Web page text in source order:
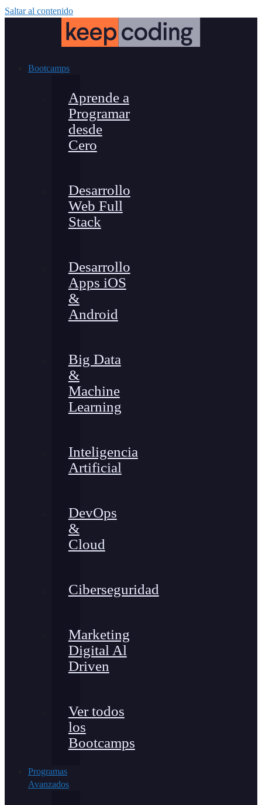
Saltar al contenido
Bootcamps
Aprende a
Programar
desde
Cero
Desarrollo
Web Full
Stack
Desarrollo
Apps iOS
&
Android
Big Data
&
Machine
Learning
Inteligencia
Artificial
DevOps
&
Cloud
Ciberseguridad
Marketing
Digital Al
Driven
Ver todos
los
Bootcamps
Programas
Avanzados